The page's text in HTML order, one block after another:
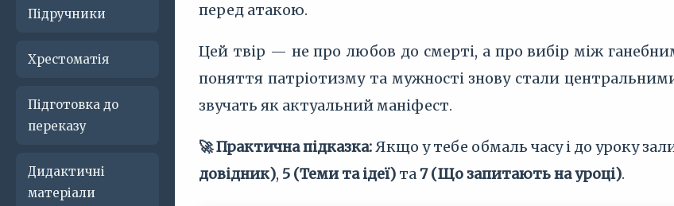
Підручники
Хрестоматія
Підготовка до
переказу
Дидактичні
матеріали
перед атакою.
Цей твір — не про любов до смерті, а про вибір між
поняття патріотизму та мужності знову стали
звучать як актуальний маніфест.
🚀 Практична підказка:Якщо у тебе обмаль часу і до уроку
довідник), 5 (Теми та ідеї) та7 (Що запитають на уроці).